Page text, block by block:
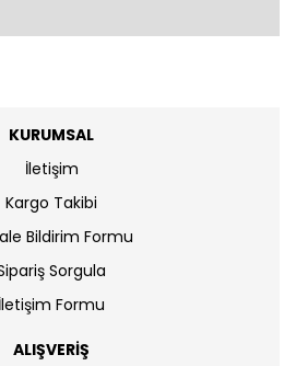
KURUMSAL
İletişim
Kargo Takibi
Bildirim Formu
Sorgula
İletişim Formu
ALIŞVERİŞ